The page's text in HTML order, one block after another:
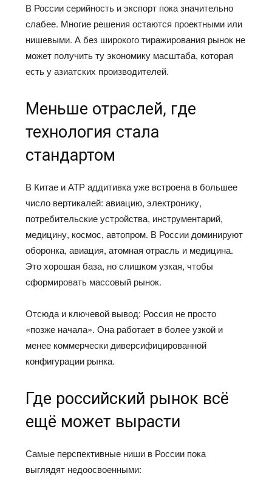
В России серийность и экспорт пока значительно
слабее. Многие решения остаются проектными или
нишевыми. А без широкого тиражирования рынок не
может получить ту экономику масштаба, которая
есть у азиатских производителей.
Меньше отраслей, где
технология стала
стандартом
В Китае и АТР аддитивка уже встроена в большее
число вертикалей: авиацию, электронику,
потребительские устройства, инструментарий,
медицину, космос, автопром. В России доминируют
оборонка, авиация, атомная отрасль и медицина.
Это хорошая база, но слишком узкая, чтобы
сформировать массовый рынок.
Отсюда и ключевой вывод: Россия не просто
«позже начала». Она работает в более узкой и
менее коммерчески диверсифицированной
конфигурации рынка.
Где российский рынок всё
ещё может вырасти
Самые перспективные ниши в России пока
выглядят недоосвоенными: